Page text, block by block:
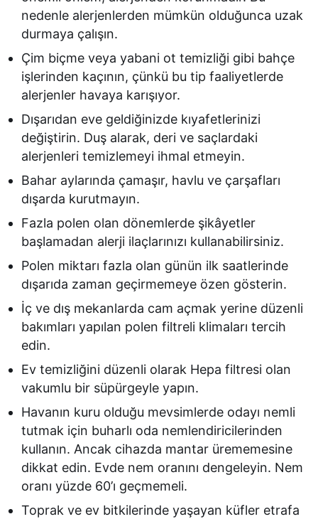
nedenle alerjenlerden mümkün olduğunca uzak
durmaya çalışın.
Çim biçme veya yabani ot temizliği gibi bahçe
işlerinden kaçının, çünkü bu tip faaliyetlerde
alerjenler havaya karışıyor.
Dışarıdan eve geldiğinizde kıyafetlerinizi
değiştirin. Duş alarak, deri ve saçlardaki
alerjenleri temizlemeyi ihmal etmeyin.
Bahar aylarında çamaşır, havlu ve çarşafları
dışarda kurutmayın.
Fazla polen olan dönemlerde şikâyetler
başlamadan alerji ilaçlarınızı kullanabilirsiniz.
Polen miktarı fazla olan günün ilk saatlerinde
dışarıda zaman geçirmemeye özen gösterin.
İç ve dış mekanlarda cam açmak yerine düzenli
bakımları yapılan polen filtreli klimaları tercih
edin.
Ev temizliğini düzenli olarak Hepa filtresi olan
vakumlu bir süpürgeyle yapın.
Havanın kuru olduğu mevsimlerde odayı nemli
tutmak için buharlı oda nemlendiricilerinden
kullanın. Ancak cihazda mantar ürememesine
dikkat edin. Evde nem oranını dengeleyin. Nem
oranı yüzde 60’ı geçmemeli.
Toprak ve ev bitkilerinde yaşayan küfler etrafa